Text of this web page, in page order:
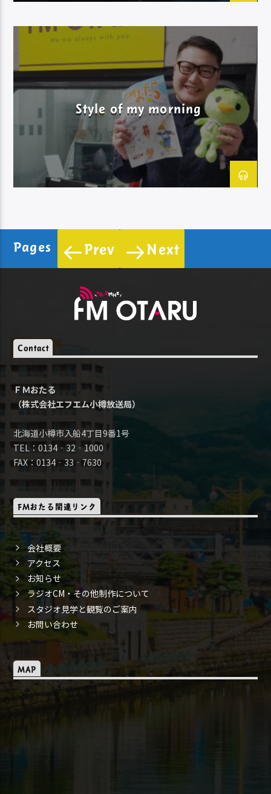
Style of my morning
Pages Prev Next
Contact
ＦＭおたる
（株式会社エフエム小樽放送局）
北海道小樽市入船4丁目9番1号
TEL：0134‐32‐1000
FAX：0134‐33‐7630
FMおたる関連リンク
会社概要
アクセス
お知らせ
ラジオCM・その他制作について
スタジオ見学と観覧のご案内
お問い合わせ
MAP